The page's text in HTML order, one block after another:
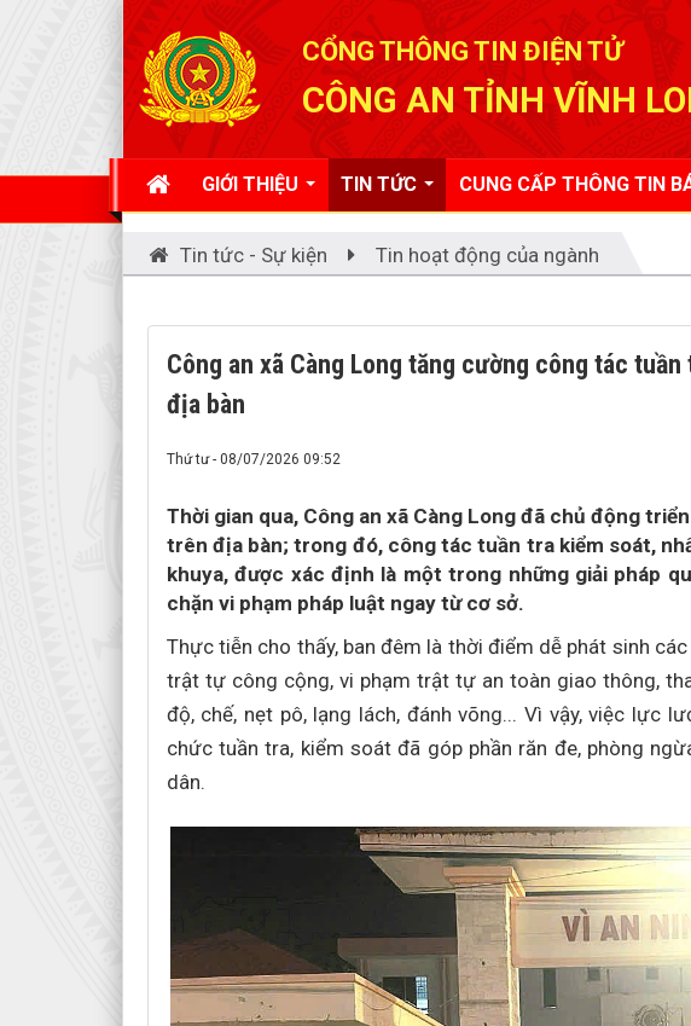
CỔNG THÔNG TIN ĐIỆN TỬ
CÔNG AN TỈNH VĨNH
GIỚI THIỆU TIN TỨC CUNG CẤP THÔNG TIN
Tin tức - Sự kiện Tin hoạt động của ngành
Công an xã Càng Long tăng cường công tác
địa bàn
Thứ tư - 08/07/2026 09:52
Thời gian qua, Công an xã Càng Long đã chủ động
trên địa bàn; trong đó, công tác tuần tra kiểm soát,
khuya, được xác định là một trong những giải pháp
chặn vi phạm pháp luật ngay từ cơ sở.
Thực tiễn cho thấy, ban đêm là thời điểm dễ phát sinh
trật tự công cộng, vi phạm trật tự an toàn giao thông,
độ, chế, nẹt pô, lạng lách, đánh võng... Vì vậy, việc lực
chức tuần tra, kiểm soát đã góp phần răn đe, phòng
dân.